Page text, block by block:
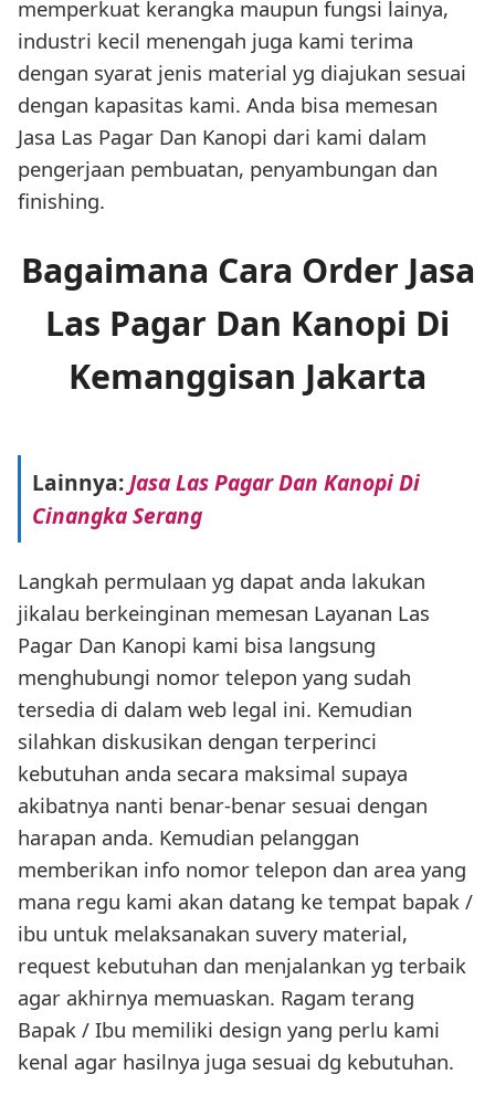
memperkuat kerangka maupun fungsi lainya,
industri kecil menengah juga kami terima
dengan syarat jenis material yg diajukan sesuai
dengan kapasitas kami. Anda bisa memesan
Jasa Las Pagar Dan Kanopi dari kami dalam
pengerjaan pembuatan, penyambungan dan
finishing.
Bagaimana Cara Order Jasa
Las Pagar Dan Kanopi Di
Kemanggisan Jakarta
Lainnya:Jasa Las Pagar Dan Kanopi Di
Cinangka Serang
Langkah permulaan yg dapat anda lakukan
jikalau berkeinginan memesan Layanan Las
Pagar Dan Kanopi kami bisa langsung
menghubungi nomor telepon yang sudah
tersedia di dalam web legal ini. Kemudian
silahkan diskusikan dengan terperinci
kebutuhan anda secara maksimal supaya
akibatnya nanti benar-benar sesuai dengan
harapan anda. Kemudian pelanggan
memberikan info nomor telepon dan area yang
mana regu kami akan datang ke tempat bapak /
ibu untuk melaksanakan suvery material,
request kebutuhan dan menjalankan yg terbaik
agar akhirnya memuaskan. Ragam terang
Bapak / Ibu memiliki design yang perlu kami
kenal agar hasilnya juga sesuai dg kebutuhan.